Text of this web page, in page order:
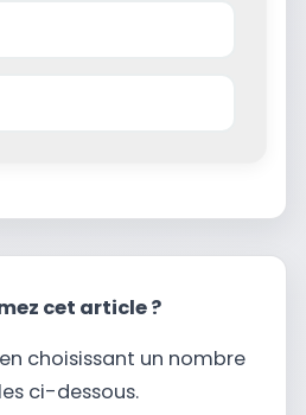
cet article ?
choisissant un nombre
ci-dessous.